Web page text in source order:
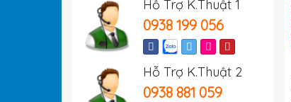
Hỗ Trợ K.Thuật 1
0938 199 056
Hỗ Trợ K.Thuật 2
0938 881 059